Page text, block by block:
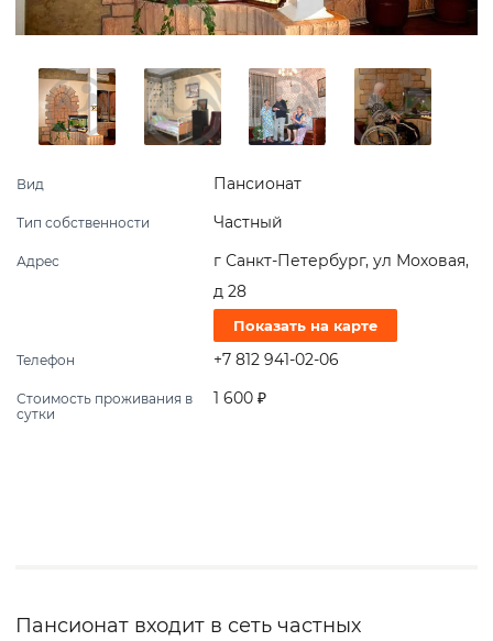
Вид Пансионат
Тип собственности Частный
Адрес
г Санкт-Петербург, ул Моховая,
д 28
Показать на карте
Телефон +7 812 941-02-06
Стоимость проживания в
сутки
1 600 ₽
Пансионат входит в сеть частных